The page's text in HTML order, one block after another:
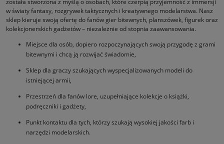
w światy fantasy, rozgrywek taktycznych i kreatywnego modelarstwa. Nasz
sklep kieruje swoją ofertę do fanów gier bitewnych, planszówek, figurek oraz
kolekcjonerskich gadżetów – niezależnie od stopnia zaawansowania.
Miejsce dla osób, dopiero rozpoczynających swoją przygodę z grami
bitewnymi i chcą ją rozwijać świadomie,
Sklep dla graczy szukających wyspecjalizowanych modeli do
istniejącej armii,
Przestrzeń dla fanów lore, uzupełniające kolekcje o książki,
podręczniki i gadżety,
Punkt kontaktu dla tych, którzy szukają wysokiej jakości farb i
narzędzi modelarskich.